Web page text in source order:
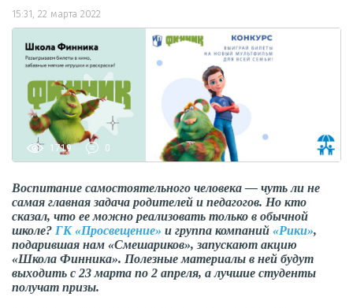
15:31, 22 марта 2022
1719 0
Воспитание самостоятельного человека — чуть ли не
самая главная задача родителей и педагогов. Но кто
сказал, что ее можно реализовать только в обычной
школе? ГК «Просвещение» и группа компаний «Рики»,
подарившая нам «Смешариков», запускают акцию
«Школа Финника». Полезные материалы в ней будут
выходить с 23 марта по 2 апреля, а лучшие студенты
получат призы.